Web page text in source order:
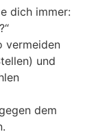
dich immer:
vermeiden
und
dem